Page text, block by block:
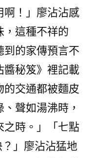
啊！」廖沾沾感
，這種不祥的
到的家傳預言不
醬秘笈》裡記載
的交通都被麵皮
聲如湯沸時，
之時。」「七點
」廖沾沾猛地